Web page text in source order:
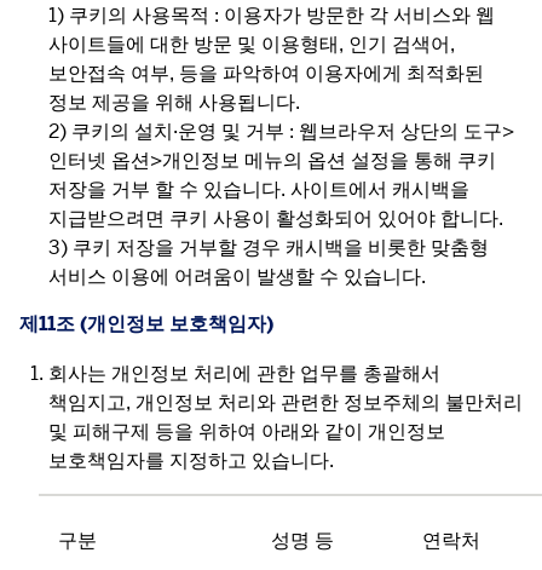
1) 쿠키의 사용목적 : 이용자가 방문한 각 서비스와 웹
사이트들에 대한 방문 및 이용형태, 인기 검색어,
보안접속 여부, 등을 파악하여 이용자에게 최적화된
정보 제공을 위해 사용됩니다.
2) 쿠키의 설치∙운영 및 거부 : 웹브라우저 상단의 도구>
인터넷 옵션>개인정보 메뉴의 옵션 설정을 통해 쿠키
저장을 거부 할 수 있습니다. 사이트에서 캐시백을
지급받으려면 쿠키 사용이 활성화되어 있어야 합니다.
3) 쿠키 저장을 거부할 경우 캐시백을 비롯한 맞춤형
서비스 이용에 어려움이 발생할 수 있습니다.
제11조 (개인정보 보호책임자)
회사는 개인정보 처리에 관한 업무를 총괄해서
책임지고, 개인정보 처리와 관련한 정보주체의 불만처리
및 피해구제 등을 위하여 아래와 같이 개인정보
보호책임자를 지정하고 있습니다.
구분 성명 등 연락처